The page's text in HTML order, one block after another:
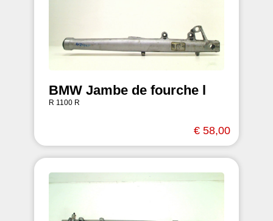
BMW Jambe de fourche l
R 1100 R
€ 58,00